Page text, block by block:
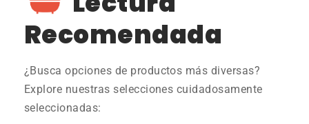
Recomendada
¿Busca opciones de productos más diversas?
Explore nuestras selecciones cuidadosamente
seleccionadas: